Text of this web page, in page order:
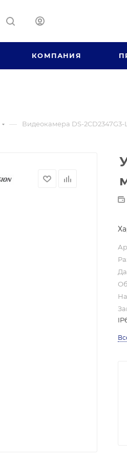
КОМПАНИЯ
— Видеокамера DS-2CD2347G3-